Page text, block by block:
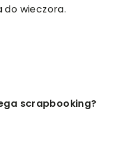
wieczora.
scrapbooking?